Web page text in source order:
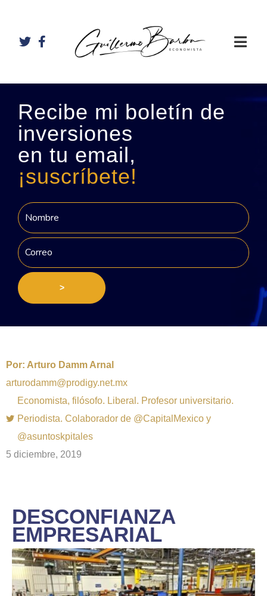
Recibe mi boletín de
inversiones
en tu email,
¡suscríbete!
>
Por: Arturo Damm Arnal
arturodamm@prodigy.net.mx
Economista, filósofo. Liberal. Profesor universitario.
Periodista. Colaborador de @CapitalMexico y
@asuntoskpitales
5 diciembre, 2019
DESCONFIANZA
EMPRESARIAL